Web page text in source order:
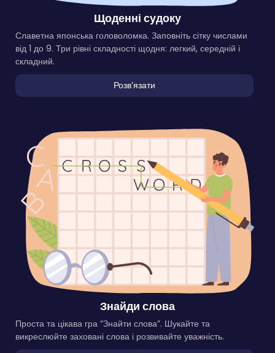
Щоденні судоку
Славетна японська головоломка. Заповніть сітку числами
від 1 до 9. Три рівні складності щодня: легкий, середній і
складний.
Розвʼязати
Знайди слова
Проста та цікава гра “Знайти слова”. Шукайте та
викреслюйте заховані слова і розвивайте уважність.